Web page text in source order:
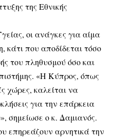
της Εθνικής
οι ανάγκες για αίμα
κάτι που αποδίδεται τόσο
του πληθυσμού όσο και
«Η Κύπρος, όπως
χώρες, καλείται να
για την επάρκεια
σημείωσε ο κ. Δαμιανός.
αρνητικά την